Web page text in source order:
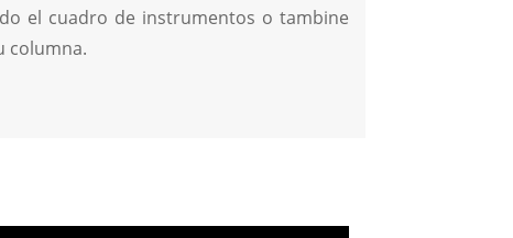
el cuadro de instrumentos o tambine
columna.